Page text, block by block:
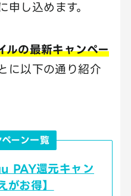
し込めます。
ルの最新キャンペー
に以下の通り紹介
ーン一覧
PAY還元キャン
がお得】